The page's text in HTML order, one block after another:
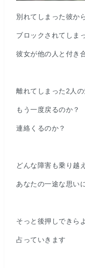
別れてしまった彼か
ブロックされてしま
彼女が他の人と付き
離れてしまった2人
もう一度戻るのか？
連絡くるのか？
どんな障害も乗り越
あなたの一途な思い
そっと後押しできら
占っていきます